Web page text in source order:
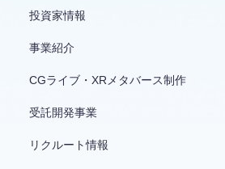
投資家情報
事業紹介
CGライブ・XRメタバース制作
受託開発事業
リクルート情報